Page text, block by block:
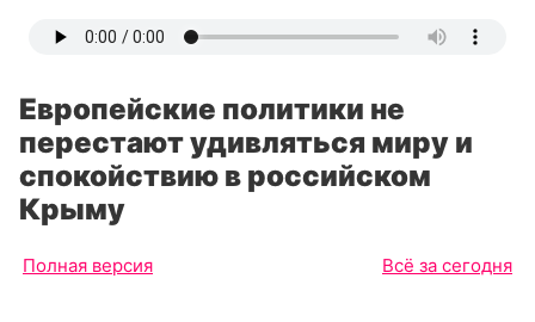
Европейские политики не
перестают удивляться миру и
спокойствию в российском
Крыму
Полная версия Всё за сегодня